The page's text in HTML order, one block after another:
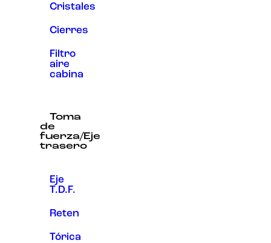
Cristales
Cierres
Filtro
aire
cabina
Toma
de
fuerza/Eje
trasero
Eje
T.D.F.
Reten
Tórica